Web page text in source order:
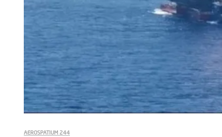
AEROSPATIUM 244